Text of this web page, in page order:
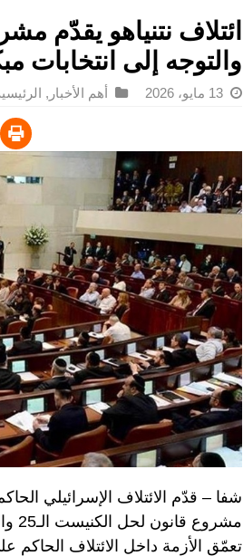
ائتلاف نتنياهو يقدّم
والتوجه إلى انتخابات
13 مايو، 2026 أهم الأخبار ,
شفا – قدّم الائتلاف الإسرائيلي
تعمّق الأزمة داخل الائتلاف الحاكم